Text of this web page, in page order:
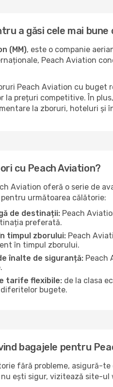
a găsi cele mai
(MM), este o companie
Peach Aviation
Peach Aviation cu buget
la prețuri competitive. În
la zboruri, hoteluri și
cu Peach Aviation?
Aviation oferă o serie de
următoarea călătorie:
de destinații: Peach
preferată.
timpul zborului: Peach
în timpul zborului.
înalte de siguranță: Peach
tarife flexibile: de la clasa
bugete.
bagajele pentru
fără probleme, asigură-te
nu ești sigur, vizitează site-